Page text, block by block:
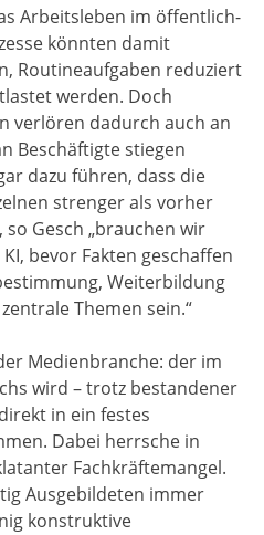
Arbeitsleben im öffentlich-
könnten damit
Routineaufgaben reduziert
werden. Doch
verlören dadurch auch an
Beschäftigte stiegen
dazu führen, dass die
strenger als vorher
Gesch „brauchen wir
bevor Fakten geschaffen
Weiterbildung
Themen sein.“
Medienbranche: der im
wird – trotz bestandener
in ein festes
Dabei herrsche in
Fachkräftemangel.
Ausgebildeten immer
konstruktive